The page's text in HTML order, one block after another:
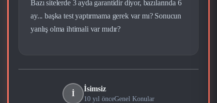
Bazı sitelerde 3 ayda garantidir diyor, bazılarında 6
ay... başka test yaptırmama gerek var mı? Sonucun
yanlış olma ihtimali var mıdır?
İ
İsimsiz
10 yıl önceGenel Konular